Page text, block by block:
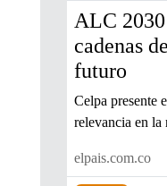
ALC
cadenas
futuro
Celpa presente
relevancia en la
elpais.com.co